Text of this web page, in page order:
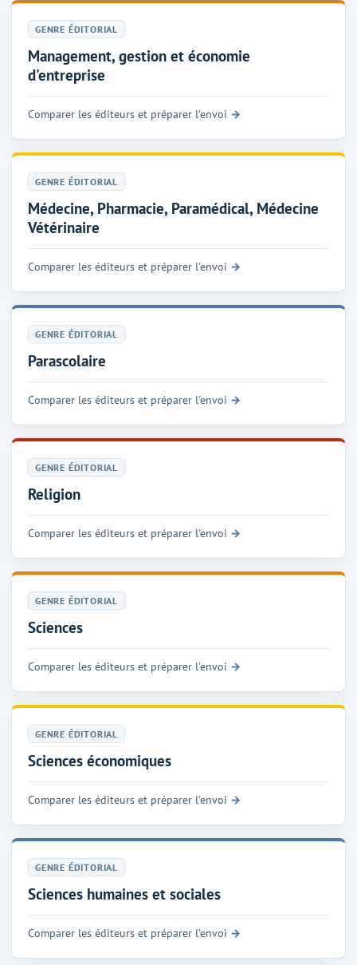
GENRE ÉDITORIAL
Management, gestion et économie
d'entreprise
Comparer les éditeurs et préparer l'envoi
GENRE ÉDITORIAL
Médecine, Pharmacie, Paramédical, Médecine
Vétérinaire
Comparer les éditeurs et préparer l'envoi
GENRE ÉDITORIAL
Parascolaire
Comparer les éditeurs et préparer l'envoi
GENRE ÉDITORIAL
Religion
Comparer les éditeurs et préparer l'envoi
GENRE ÉDITORIAL
Sciences
Comparer les éditeurs et préparer l'envoi
GENRE ÉDITORIAL
Sciences économiques
Comparer les éditeurs et préparer l'envoi
GENRE ÉDITORIAL
Sciences humaines et sociales
Comparer les éditeurs et préparer l'envoi